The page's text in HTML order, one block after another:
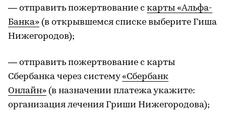
— отправить пожертвование с карты «Альфа-
Банка» (в открывшемся списке выберите Гиша
Нижегородов);
— отправить пожертвование с карты
Сбербанка через систему«Сбербанк
Онлайн» (в назначении платежа укажите:
организация лечения Гриши Нижегородова);